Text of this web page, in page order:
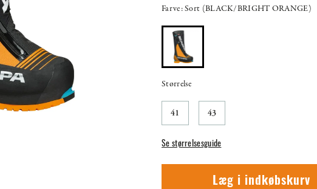
Farve: Sort (BLACK/BRIGHT ORANGE)
Størrelse
41 43
Se størrelsesguide
Læg i indkøbskurv